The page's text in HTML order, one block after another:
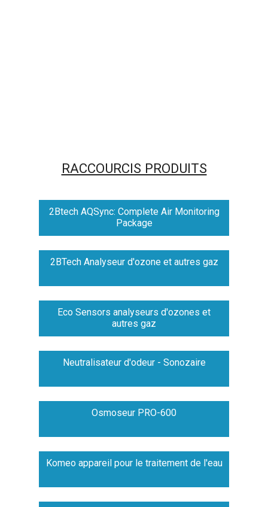
RACCOURCIS PRODUITS
2Btech AQSync: Complete Air Monitoring
Package
2BTech Analyseur d'ozone et autres gaz
Eco Sensors analyseurs d'ozones et
autres gaz
Neutralisateur d'odeur - Sonozaire
Osmoseur PRO-600
Komeo appareil pour le traitement de l'eau